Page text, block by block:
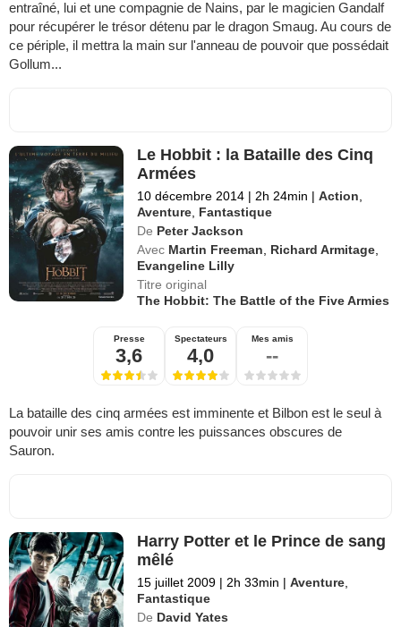
entraîné, lui et une compagnie de Nains, par le magicien Gandalf
pour récupérer le trésor détenu par le dragon Smaug. Au cours de
ce périple, il mettra la main sur l'anneau de pouvoir que possédait
Gollum...
Le Hobbit : la Bataille des Cinq
Armées
10 décembre 2014 | 2h 24min | Action
Aventure Fantastique
De Peter Jackson
Avec Martin Freeman Richard Armitage
Evangeline Lilly
Titre original
The Hobbit: The Battle of the Five Armies
Presse
3,6
Spectateurs
4,0
Mes amis
--
La bataille des cinq armées est imminente et Bilbon est le seul à
pouvoir unir ses amis contre les puissances obscures de
Sauron.
Harry Potter et le Prince de sang
mêlé
15 juillet 2009 | 2h 33min | Aventure
Fantastique
De David Yates